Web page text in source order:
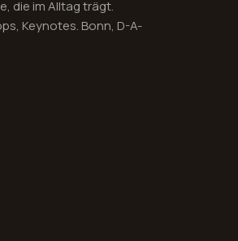
die im Alltag trägt.
Keynotes. Bonn, D-A-